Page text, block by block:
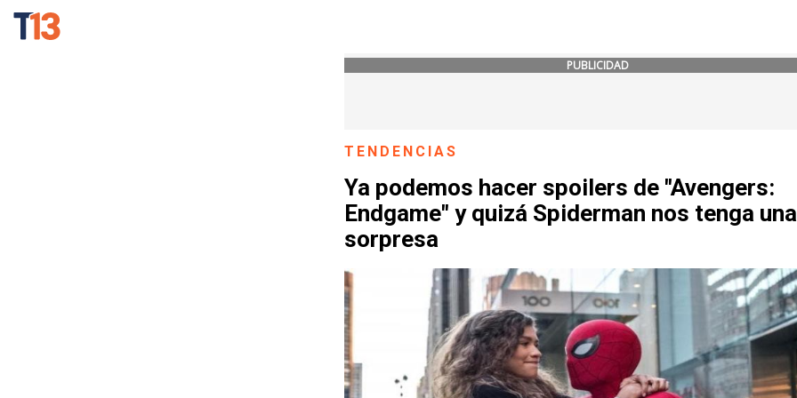
PUBLICIDAD
TENDENCIAS
Ya podemos hacer spoilers de "Avengers:
Endgame" y quizá Spiderman nos tenga una
sorpresa